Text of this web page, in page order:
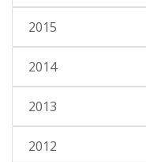
2015
2014
2013
2012